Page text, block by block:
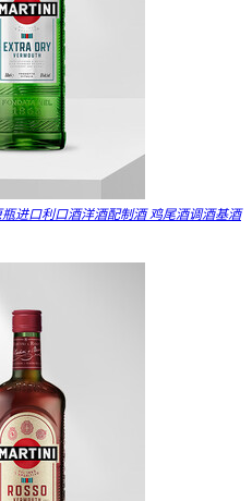
进口利口酒洋酒配制酒 鸡尾酒调酒基酒